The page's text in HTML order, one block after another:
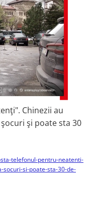
Chinezii au
şi poate sta 30
telefonul-pentru-neatenti-
si-poate-sta-30-de-